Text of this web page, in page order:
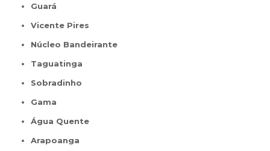
Guará
Vicente Pires
Núcleo Bandeirante
Taguatinga
Sobradinho
Gama
Água Quente
Arapoanga